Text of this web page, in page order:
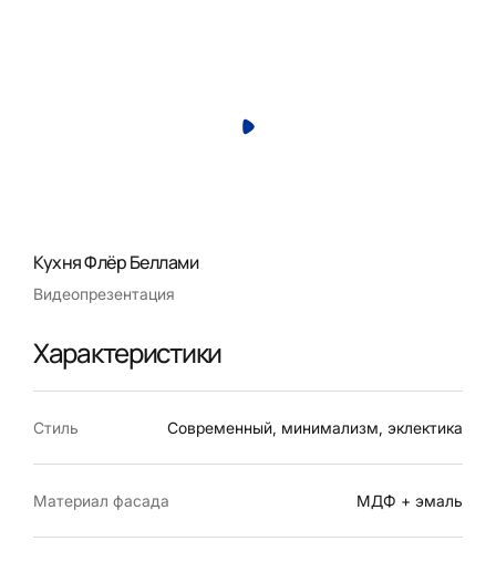
Кухня Флёр Беллами
Видеопрезентация
Характеристики
Стиль Современный, минимализм, эклектика
Материал фасада МДФ + эмаль